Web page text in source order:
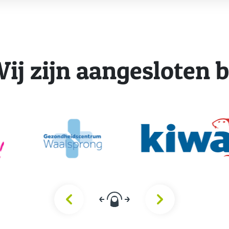
zijn aangesloten